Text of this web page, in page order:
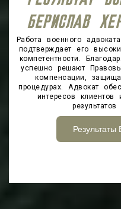
БЕРИСЛАВ
Работа военного
подтверждает его
компетентности.
успешно решают
компенсации,
процедурах. Адвокат
интересов клиентов
Результаты